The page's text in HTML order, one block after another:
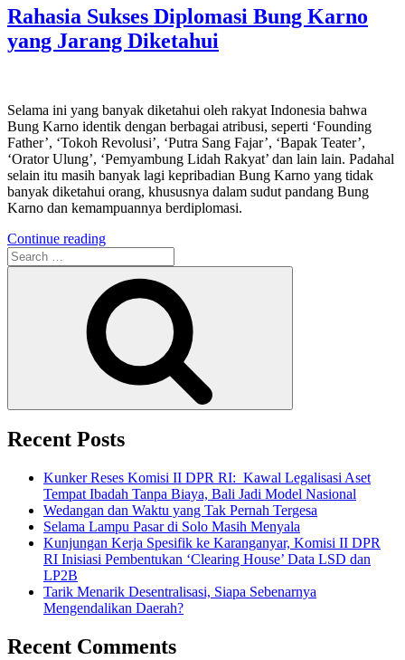
Bung
Karno”
Rahasia Sukses Diplomasi Bung Karno
yang Jarang Diketahui
Selama ini yang banyak diketahui oleh rakyat Indonesia bahwa
Bung Karno identik dengan berbagai atribusi, seperti ‘Founding
Father’, ‘Tokoh Revolusi’, ‘Putra Sang Fajar’, ‘Bapak Teater’,
‘Orator Ulung’, ‘Pemyambung Lidah Rakyat’ dan lain lain. Padahal
selain itu masih banyak lagi kepribadian Bung Karno yang tidak
banyak diketahui orang, khususnya dalam sudut pandang Bung
Karno dan kemampuannya berdiplomasi.
Continue reading“Rahasia
Diplomasi
Bung
Karno
yang
Jarang
Diketahui”
Search
for:
Recent Posts
Kunker Reses Komisi II DPR RI: Kawal Legalisasi Aset
Tempat Ibadah Tanpa Biaya, Bali Jadi Model Nasional
Wedangan dan Waktu yang Tak Pernah Tergesa
Selama Lampu Pasar di Solo Masih Menyala
Kunjungan Kerja Spesifik ke Karanganyar, Komisi II DPR
RI Inisiasi Pembentukan ‘Clearing House’ Data LSD dan
LP2B
Tarik Menarik Desentralisasi, Siapa Sebenarnya
Mengendalikan Daerah?
Recent Comments